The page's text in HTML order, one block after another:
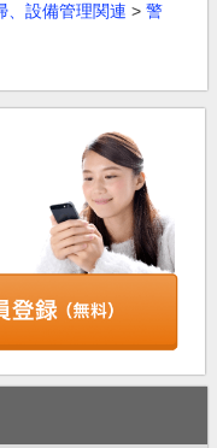
、設備管理関連 > 警